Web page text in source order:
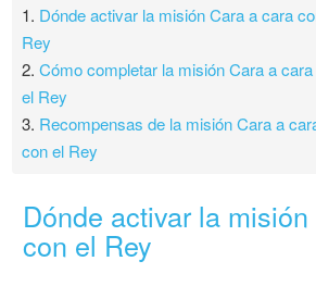
1. Dónde activar la misión Cara a cara
Rey
2.Cómo completar la misión Cara a
el Rey
3. Recompensas de la misión Cara a
con el Rey
Dónde activar la
con el Rey